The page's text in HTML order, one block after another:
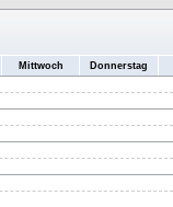
Mittwoch Donnerstag